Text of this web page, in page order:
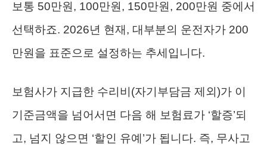
보통 50만원, 100만원, 150만원, 200만원 중에서
선택하죠. 2026년 현재, 대부분의 운전자가 200
만원을 표준으로 설정하는 추세입니다.
보험사가 지급한 수리비(자기부담금 제외)가 이
기준금액을 넘어서면 다음 해 보험료가 ‘할증’되
고, 넘지 않으면 ‘할인 유예’가 됩니다. 즉, 무사고